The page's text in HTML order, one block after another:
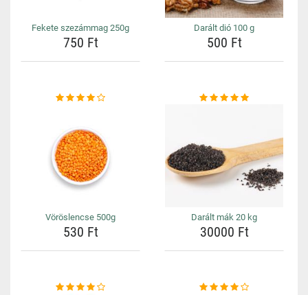
Fekete szezámmag 250g
750 Ft
Darált dió 100 g
500 Ft
Vöröslencse 500g
530 Ft
Darált mák 20 kg
30000 Ft